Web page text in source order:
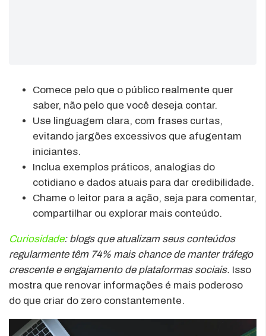
Comece pelo que o público realmente quer
saber, não pelo que você deseja contar.
Use linguagem clara, com frases curtas,
evitando jargões excessivos que afugentam
iniciantes.
Inclua exemplos práticos, analogias do
cotidiano e dados atuais para dar credibilidade.
Chame o leitor para a ação, seja para comentar,
compartilhar ou explorar mais conteúdo.
Curiosidade: blogs que atualizam seus conteúdos
regularmente têm 74% mais chance de manter tráfego
crescente e engajamento de plataformas sociais. Isso
mostra que renovar informações é mais poderoso
do que criar do zero constantemente.